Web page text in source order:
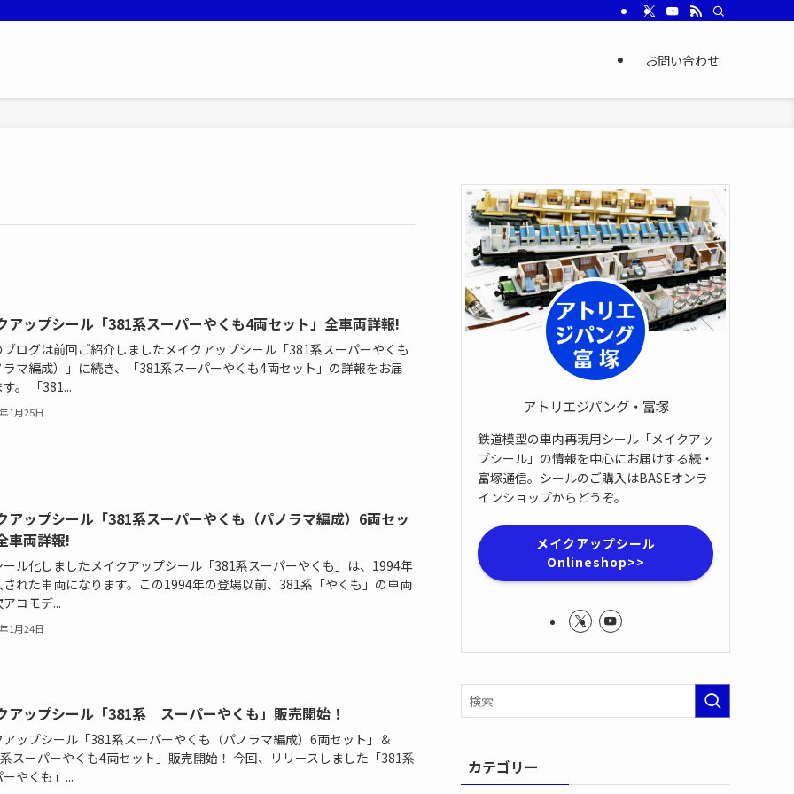
お問い合わせ
アップシール「381系スーパーやくも4両セット」全車両詳報!
ログは前回ご紹介しましたメイクアップシール「381系スーパーやくも
マ編成）」に続き、「381系スーパーやくも4両セット」の詳報をお届
。 「381...
1月25日
アップシール「381系スーパーやくも（パノラマ編成）6両セッ
車両詳報!
ル化しましたメイクアップシール「381系スーパーやくも」は、1994年
れた車両になります。この1994年の登場以前、381系「やくも」の車両
コモデ...
1月24日
アップシール「381系 スーパーやくも」販売開始！
ップシール「381系スーパーやくも（パノラマ編成）6両セット」＆
スーパーやくも4両セット」販売開始！ 今回、リリースしました「381系
やくも」...
アトリエジパング・富塚
鉄道模型の車内再現用シール「メイクアッ
プシール」の情報を中心にお届けする続・
富塚通信。シールのご購入はBASEオンラ
インショップからどうぞ。
メイクアップシール
Onlineshop>>
カテゴリー